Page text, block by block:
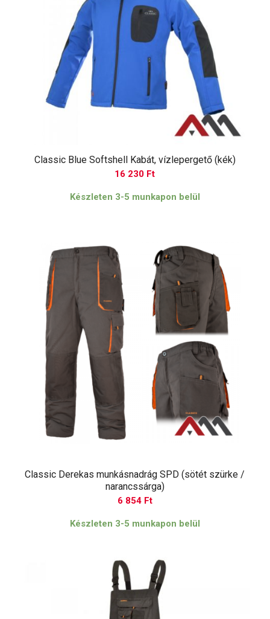
Classic Blue Softshell Kabát, vízlepergető (kék)
16 230 Ft
Készleten 3-5 munkapon belül
Classic Derekas munkásnadrág SPD (sötét szürke /
narancssárga)
6 854 Ft
Készleten 3-5 munkapon belül